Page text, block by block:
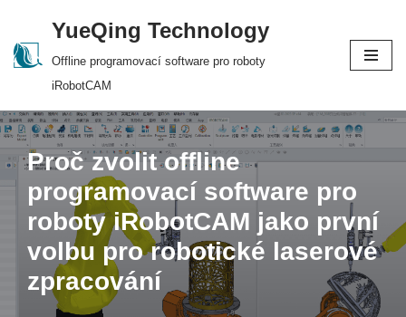
Skip
YueQing Technology
Offline programovací software pro roboty
iRobotCAM
Proč zvolit offline
programovací software pro
roboty iRobotCAM jako první
volbu pro robotické laserové
zpracování